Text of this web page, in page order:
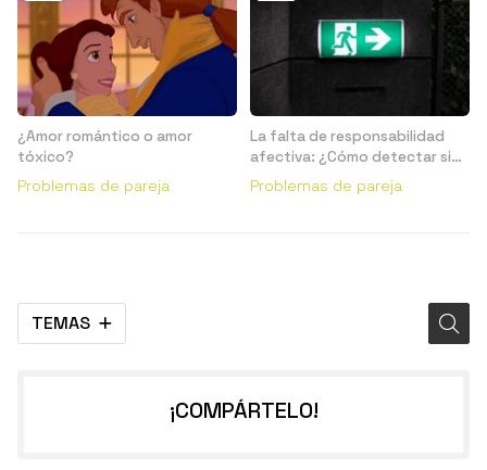
TEMAS
¿Amor romántico o amor
tóxico?
Problemas de pareja
La falta de responsabilidad
afectiva: ¿Cómo detectar si
me están haciendo ghosting?
Problemas de pareja
¡COMPÁRTELO!